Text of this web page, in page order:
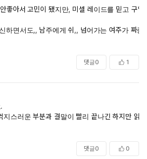
하면서도,, 남주에게 쉬,, 넘어가는 여주가 짜증
은 분위기도 아쉽지만..뭐...
댓글0 1
스러운 부분과 결말이 빨리 끝나긴 하지만 읽
댓글0 0